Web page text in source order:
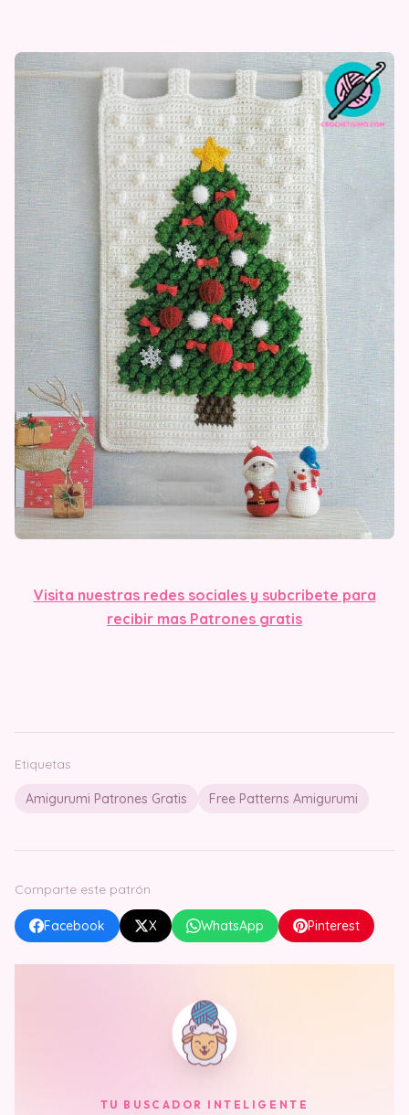
Visita nuestras redes sociales y subcribete para
recibir mas Patrones gratis
Etiquetas
Amigurumi Patrones Gratis Free Patterns Amigurumi
Comparte este patrón
Facebook X WhatsApp Pinterest
TU BUSCADOR INTELIGENTE